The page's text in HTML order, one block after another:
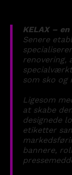
KELAX – en
Senere
specialiserer
renovering,
som sko og
Ligesom
at skabe
designede
etiketter
bannere,